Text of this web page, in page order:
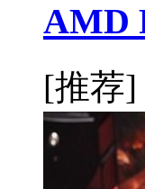
AMD
[推荐]